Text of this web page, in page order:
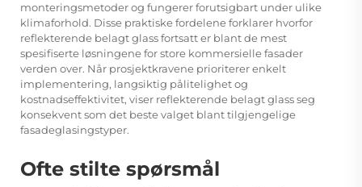
monteringsmetoder og fungerer forutsigbart under ulike
klimaforhold. Disse praktiske fordelene forklarer hvorfor
reflekterende belagt glass fortsatt er blant de mest
spesifiserte løsningene for store kommersielle fasader
verden over. Når prosjektkravene prioriterer enkelt
implementering, langsiktig pålitelighet og
kostnadseffektivitet, viser reflekterende belagt glass seg
konsekvent som det beste valget blant tilgjengelige
fasadeglasingstyper.
Ofte stilte spørsmål